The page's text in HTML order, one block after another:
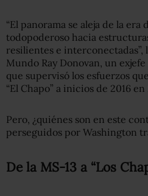
“El panorama se aleja de la
todopoderoso hacia
resilientes e interconectadas”,
Mundo Ray Donovan, un
que supervisó los esfuerzos
“El Chapo” a inicios de 2016
Pero, ¿quiénes son en este
perseguidos por Washington
De la MS-13 a “Los